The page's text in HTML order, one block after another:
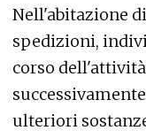
Nell'abitazione
spedizioni,
corso
ulteriori